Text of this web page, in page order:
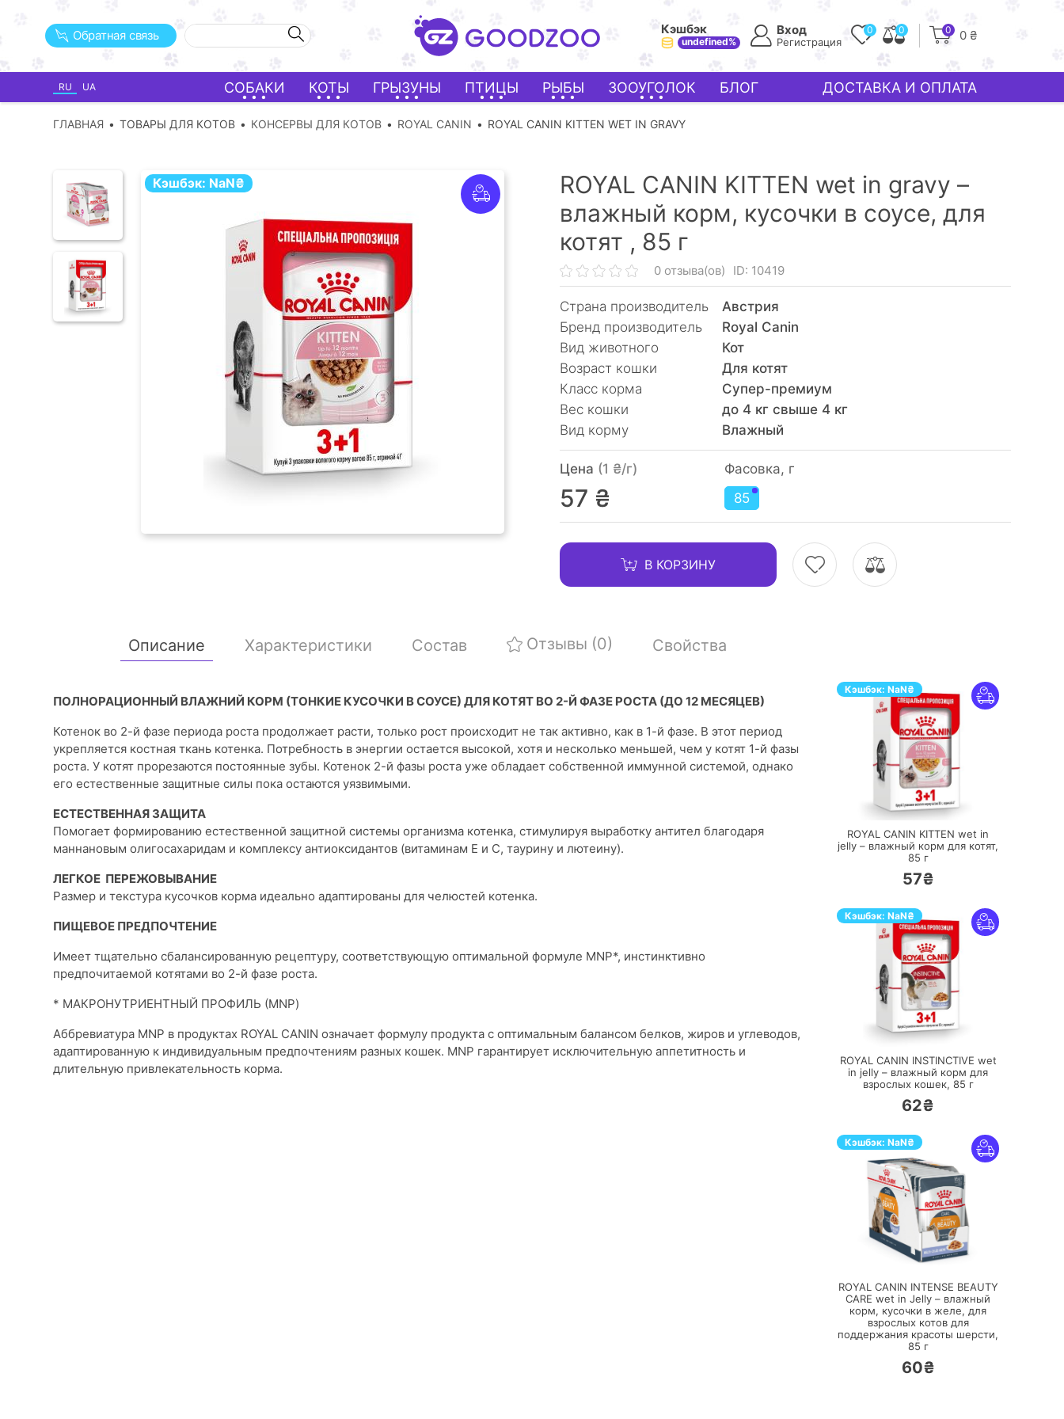
Обратная связь Кэшбэк
undefined%
Вход
Регистрация
0 0 0 0 ₴
RU UA СОБАКИ КОТЫ ГРЫЗУНЫ ПТИЦЫ РЫБЫ ЗООУГОЛОК БЛОГ ДОСТАВКА И ОПЛАТА
ГЛАВНАЯ ТОВАРЫ ДЛЯ КОТОВ КОНСЕРВЫ ДЛЯ КОТОВ ROYAL CANIN ROYAL CANIN KITTEN WET IN GRAVY
Кэшбэк: NaN₴
ROYAL CANIN KITTEN wet in gravy –
влажный корм, кусочки в соусе, для
котят , 85 г
0 отзыва(ов) ID: 10419
Страна производитель
Австрия
Бренд производитель
Royal Canin
Вид животного
Кот
Возраст кошки
Для котят
Класс корма
Супер-премиум
Вес кошки
до 4 кг свыше 4 кг
Вид корму
Влажный
Цена (1 ₴/г)
57 ₴
Фасовка, г
85
В КОРЗИНУ
Описание Характеристики Состав Отзывы (0) Свойства
ПОЛНОРАЦИОННЫЙ ВЛАЖНИЙ КОРМ (ТОНКИЕ КУСОЧКИ В СОУСЕ) ДЛЯ КОТЯТ ВО 2-Й ФАЗЕ РОСТА (ДО 12 МЕСЯЦЕВ)
Котенок во 2-й фазе периода роста продолжает расти, только рост происходит не так активно, как в 1-й фазе. В этот период
укрепляется костная ткань котенка. Потребность в энергии остается высокой, хотя и несколько меньшей, чем у котят 1-й фазы
роста. У котят прорезаются постоянные зубы. Котенок 2-й фазы роста уже обладает собственной иммунной системой, однако
его естественные защитные силы пока остаются уязвимыми.
ЕСТЕСТВЕННАЯ ЗАЩИТА
Помогает формированию естественной защитной системы организма котенка, стимулируя выработку антител благодаря
маннановым олигосахаридам и комплексу антиоксидантов (витаминам E и C, таурину и лютеину).
ЛЕГКОЕ ПЕРЕЖОВЫВАНИЕ
Размер и текстура кусочков корма идеально адаптированы для челюстей котенка.
ПИЩЕВОЕ ПРЕДПОЧТЕНИЕ
Имеет тщательно сбалансированную рецептуру, соответствующую оптимальной формуле MNP*, инстинктивно
предпочитаемой котятами во 2-й фазе роста.
* МАКРОНУТРИЕНТНЫЙ ПРОФИЛЬ (MNP)
Аббревиатура MNP в продуктах ROYAL CANIN означает формулу продукта с оптимальным балансом белков, жиров и углеводов,
адаптированную к индивидуальным предпочтениям разных кошек. MNP гарантирует исключительную аппетитность и
длительную привлекательность корма.
Кэшбэк: NaN₴
ПЕРЕЙТИ
ROYAL CANIN KITTEN wet in
jelly – влажный корм для котят,
85 г
57₴
Кэшбэк: NaN₴
ПЕРЕЙТИ
ROYAL CANIN INSTINCTIVE wet
in jelly – влажный корм для
взрослых кошек, 85 г
62₴
Кэшбэк: NaN₴
ПЕРЕЙТИ
ROYAL CANIN INTENSE BEAUTY
CARE wet in Jelly – влажный
корм, кусочки в желе, для
взрослых котов для
поддержания красоты шерсти,
85 г
60₴